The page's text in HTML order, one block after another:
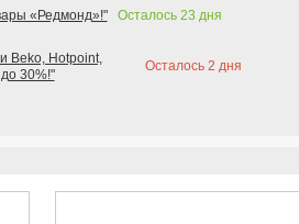
«Редмонд»!" Осталось 23 дня
Beko, Hotpoint,
30%!"
Осталось 2 дня